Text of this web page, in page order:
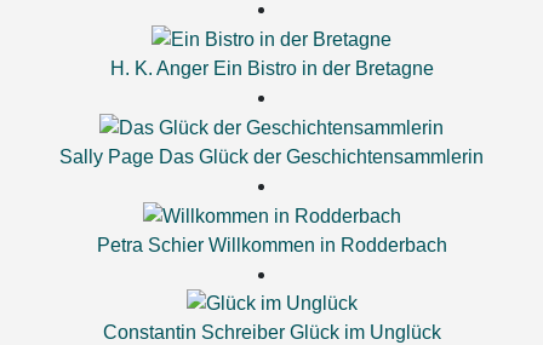
H. K. Anger Ein Bistro in der Bretagne
Sally Page Das Glück der Geschichtensammlerin
Petra Schier Willkommen in Rodderbach
Constantin Schreiber Glück im Unglück